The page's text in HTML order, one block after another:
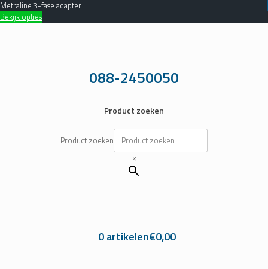
Metraline 3-fase adapter
Bekijk opties
088-2450050
Product zoeken
Product zoeken
×
0 artikelen€0,00